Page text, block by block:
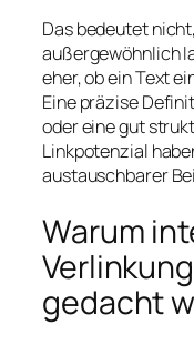
Das bedeutet
außergewöhnlich
eher, ob ein Text
Eine präzise
oder eine gut
Linkpotenzial
austauschbarer
Warum
gedacht